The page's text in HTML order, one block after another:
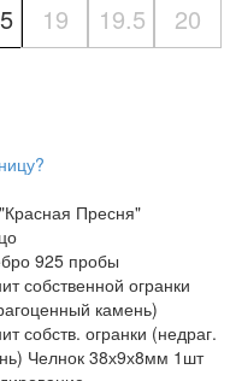
19 19.5
20
Пресня"
925 пробы
собственной огранки
камень)
собств. огранки (недраг.
Челнок 38х9х8мм 1шт